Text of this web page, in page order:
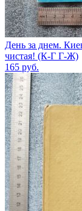
День за днем.
чистая! (К-Г Г-Ж)
165 руб.